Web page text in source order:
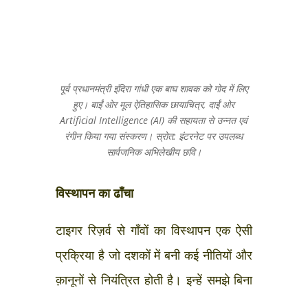
पूर्व प्रधानमंत्री इंदिरा गांधी एक बाघ शावक को गोद में लिए
हुए। बाईं ओर मूल ऐतिहासिक छायाचित्र, दाईं ओर
Artificial Intelligence (AI) की सहायता से उन्नत एवं
रंगीन किया गया संस्करण। स्रोत: इंटरनेट पर उपलब्ध
सार्वजनिक अभिलेखीय छवि।
विस्थापन का ढाँचा
टाइगर रिज़र्व से गाँवों का विस्थापन एक ऐसी
प्रक्रिया है जो दशकों में बनी कई नीतियों और
क़ानूनों से नियंत्रित होती है। इन्हें समझे बिना